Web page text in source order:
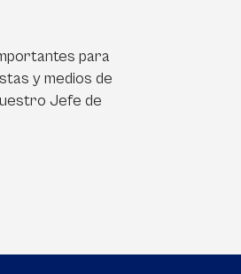
para
y medios de
Jefe de